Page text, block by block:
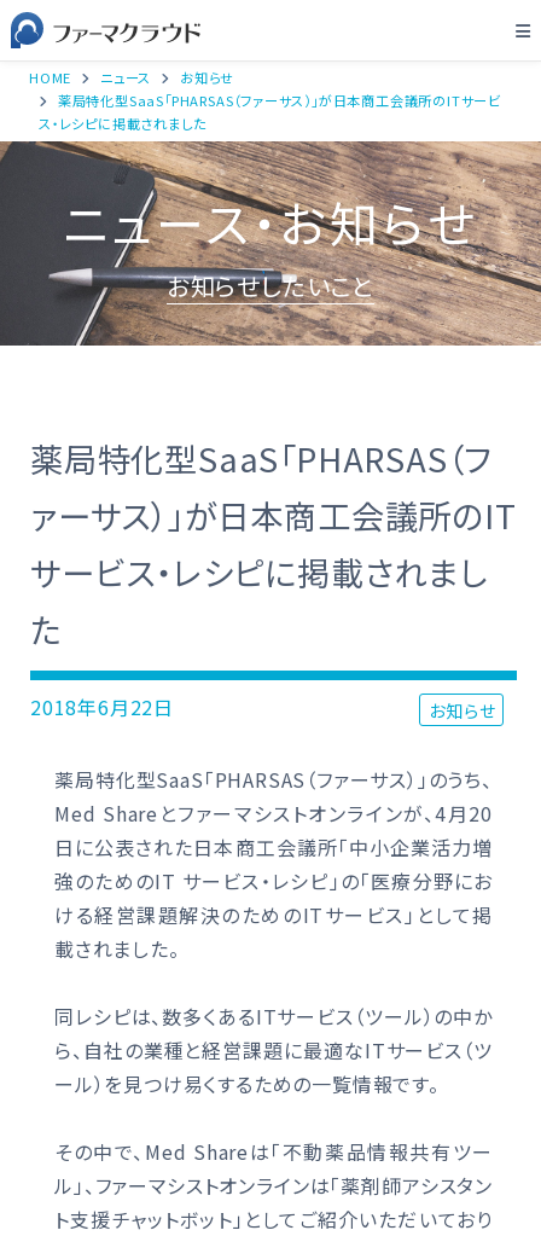
HOME ニュース
お知らせ
薬局特化型SaaS「PHARSAS（ファーサス）」が日本商工会議所のITサービ
ス・レシピに掲載されました
ニュース・お知らせ
お知らせしたいこと
薬局特化型SaaS「PHARSAS（フ
ァーサス）」が日本商工会議所のIT
サービス・レシピに掲載されまし
た
2018年6月22日 お知らせ
薬局特化型SaaS「PHARSAS（ファーサス）」のうち、
Med Shareとファーマシストオンラインが、4月20
日に公表された日本商工会議所「中小企業活力増
強のためのIT サービス・レシピ」の「医療分野にお
ける経営課題解決のためのITサービス」として掲
載されました。
同レシピは、数多くあるITサービス（ツール）の中か
ら、自社の業種と経営課題に最適なITサービス（ツ
ール）を見つけ易くするための一覧情報です。
その中で、Med Shareは「不動薬品情報共有ツー
ル」、ファーマシストオンラインは「薬剤師アシスタン
ト支援チャットボット」としてご紹介いただいており